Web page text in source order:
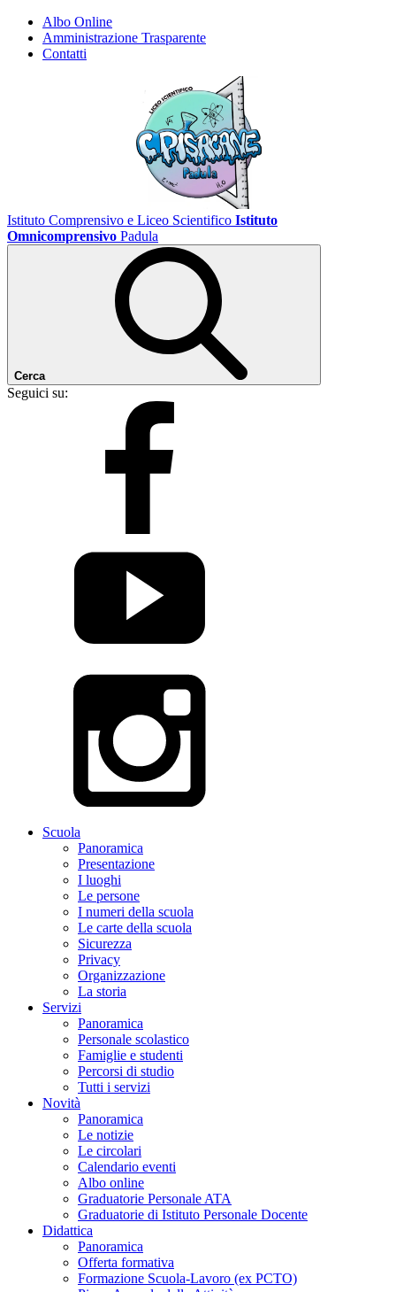
Albo Online
Amministrazione Trasparente
Contatti
Istituto Comprensivo e Liceo Scientifico Istituto
Omnicomprensivo Padula
Cerca
Seguici su:
Scuola
Panoramica
Presentazione
I luoghi
Le persone
I numeri della scuola
Le carte della scuola
Sicurezza
Privacy
Organizzazione
La storia
Servizi
Panoramica
Personale scolastico
Famiglie e studenti
Percorsi di studio
Tutti i servizi
Novità
Panoramica
Le notizie
Le circolari
Calendario eventi
Albo online
Graduatorie Personale ATA
Graduatorie di Istituto Personale Docente
Didattica
Panoramica
Offerta formativa
Formazione Scuola-Lavoro (ex PCTO)